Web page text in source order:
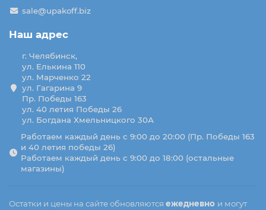
sale@upakoff.biz
Наш адрес
г. Челябинск,
ул. Елькина 110
ул. Марченко 22
ул. Гагарина 9
Пр. Победы 163
ул. 40 летия Победы 26
ул. Богдана Хмельницкого 30А
Работаем каждый день с 9:00 до 20:00 (Пр. Победы 163
и 40 летия победы 26)
Работаем каждый день с 9:00 до 18:00 (остальные
магазины)
Остатки и цены на сайте обновляются ежедневно и могут